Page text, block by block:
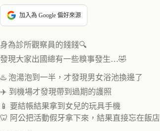
加入為 Google 偏好來源
身為診所觀察員的錢錢🔍
發現大家出國總有一些糗事發生…🤣
♨️ 泡湯泡到一半，才發現男女浴池換邊了
✈️ 到機場才發現帶到過期的護照
📱 要結帳結果拿到女兒的玩具手機
🦷 阿公把活動假牙拿下來，結果直接忘在飯店